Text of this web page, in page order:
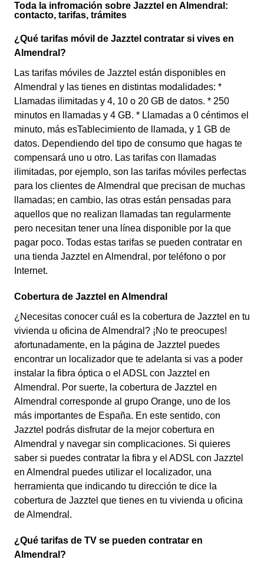
Toda la infromación sobre Jazztel en Almendral:
contacto, tarifas, trámites
¿Qué tarifas móvil de Jazztel contratar si vives en
Almendral?
Las tarifas móviles de Jazztel están disponibles en
Almendral y las tienes en distintas modalidades: *
Llamadas ilimitadas y 4, 10 o 20 GB de datos. * 250
minutos en llamadas y 4 GB. * Llamadas a 0 céntimos el
minuto, más esTablecimiento de llamada, y 1 GB de
datos. Dependiendo del tipo de consumo que hagas te
compensará uno u otro. Las tarifas con llamadas
ilimitadas, por ejemplo, son las tarifas móviles perfectas
para los clientes de Almendral que precisan de muchas
llamadas; en cambio, las otras están pensadas para
aquellos que no realizan llamadas tan regularmente
pero necesitan tener una línea disponible por la que
pagar poco. Todas estas tarifas se pueden contratar en
una tienda Jazztel en Almendral, por teléfono o por
Internet.
Cobertura de Jazztel en Almendral
¿Necesitas conocer cuál es la cobertura de Jazztel en tu
vivienda u oficina de Almendral? ¡No te preocupes!
afortunadamente, en la página de Jazztel puedes
encontrar un localizador que te adelanta si vas a poder
instalar la fibra óptica o el ADSL con Jazztel en
Almendral. Por suerte, la cobertura de Jazztel en
Almendral corresponde al grupo Orange, uno de los
más importantes de España. En este sentido, con
Jazztel podrás disfrutar de la mejor cobertura en
Almendral y navegar sin complicaciones. Si quieres
saber si puedes contratar la fibra y el ADSL con Jazztel
en Almendral puedes utilizar el localizador, una
herramienta que indicando tu dirección te dice la
cobertura de Jazztel que tienes en tu vivienda u oficina
de Almendral.
¿Qué tarifas de TV se pueden contratar en
Almendral?